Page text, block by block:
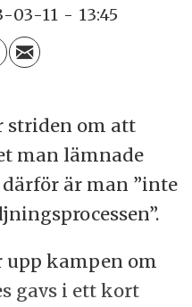
03-11 - 13:45
striden om att
man lämnade
är man ”inte
upp kampen om
gavs i ett kort